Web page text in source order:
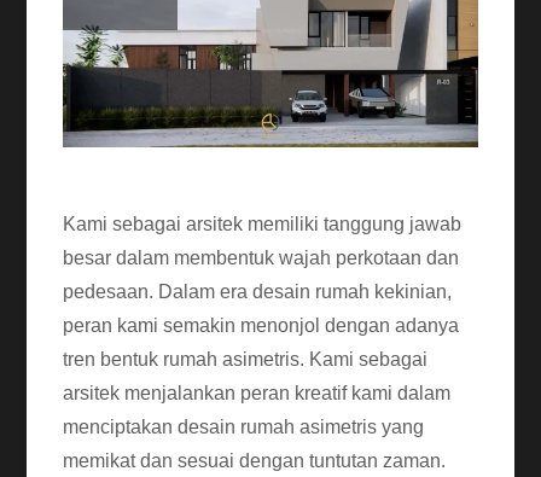
Kami sebagai arsitek memiliki tanggung jawab
besar dalam membentuk wajah perkotaan dan
pedesaan. Dalam era desain rumah kekinian,
peran kami semakin menonjol dengan adanya
tren bentuk rumah asimetris. Kami sebagai
arsitek menjalankan peran kreatif kami dalam
menciptakan desain rumah asimetris yang
memikat dan sesuai dengan tuntutan zaman.